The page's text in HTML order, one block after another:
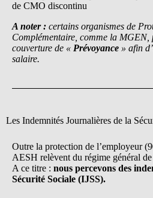
de CMO discontinu
A noter : certains organismes de
Complémentaire, comme la MGEN,
couverture de « Prévoyance » afin
salaire.
Les Indemnités Journalières de la
Outre la protection de l’employeur
AESH relèvent du régime général
A ce titre : nous percevons des
Sécurité Sociale (IJSS).